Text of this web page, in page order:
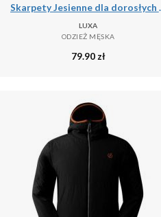
Skarpety
LUXA
ODZIEŻ MĘSKA
79.90 zł